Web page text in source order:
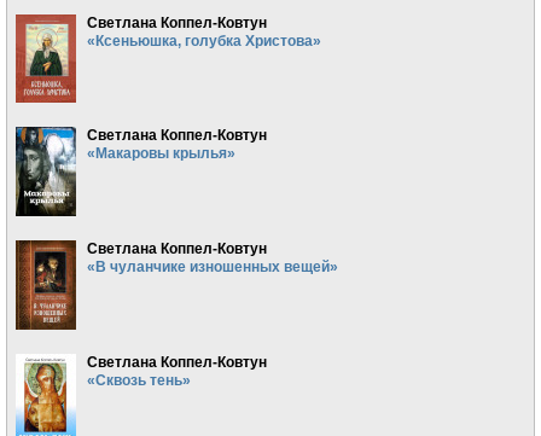
Светлана Коппел-Ковтун
«Ксеньюшка, голубка Христова»
Светлана Коппел-Ковтун
«Макаровы крылья»
Светлана Коппел-Ковтун
«В чуланчике изношенных вещей»
Светлана Коппел-Ковтун
«Сквозь тень»